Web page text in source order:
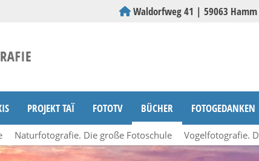
Waldorfweg 41 | 59063 Hamm
PROJEKT TAÏ FOTOTV BÜCHER FOTOGEDANKEN
Naturfotografie. Die große Fotoschule Vogelfotografie.